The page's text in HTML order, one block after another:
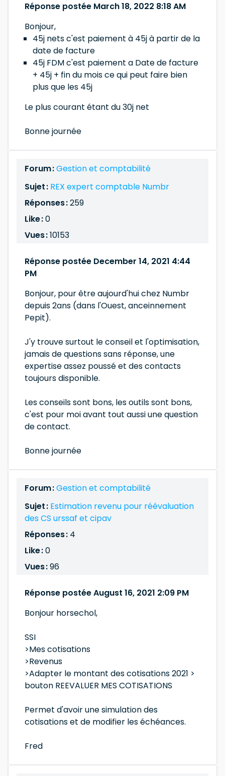
Réponse postée March 18, 2022 8:18 AM
Bonjour,
45j nets c'est paiement à 45j à partir de la
date de facture
45j FDM c'est paiement a Date de facture
+ 45j + fin du mois ce qui peut faire bien
plus que les 45j
Le plus courant étant du 30j net
Bonne journée
Forum :Gestion et comptabilité
Sujet : REX expert comptable Numbr
Réponses :259
Like :0
Vues :10153
Réponse postée December 14, 2021 4:44
PM
Bonjour, pour être aujourd'hui chez Numbr
depuis 2ans (dans l'Ouest, anceinnement
Pepit).
J'y trouve surtout le conseil et l'optimisation,
jamais de questions sans réponse, une
expertise assez poussé et des contacts
toujours disponible.
Les conseils sont bons, les outils sont bons,
c'est pour moi avant tout aussi une question
de contact.
Bonne journée
Forum :Gestion et comptabilité
Sujet : Estimation revenu pour réévaluation
des CS urssaf et cipav
Réponses : 4
Like :0
Vues :96
Réponse postée August 16, 2021 2:09 PM
Bonjour horsechol,
SSI
>Mes cotisations
>Revenus
>Adapter le montant des cotisations 2021 >
bouton REEVALUER MES COTISATIONS
Permet d'avoir une simulation des
cotisations et de modifier les échéances.
Fred